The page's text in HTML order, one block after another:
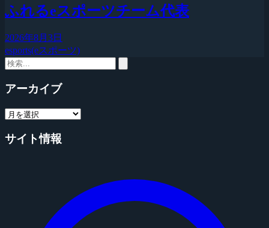
ふれるeスポーツチーム代表
2026年8月3日
esports(eスポーツ)
アーカイブ
サイト情報